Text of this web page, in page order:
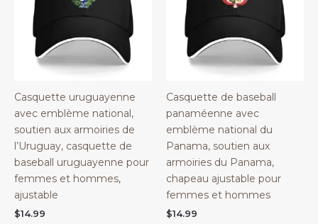
Casquette uruguayenne
avec emblème national,
soutien aux armoiries de
l’Uruguay, casquette de
baseball uruguayenne pour
femmes et hommes,
ajustable
$14.99
Casquette de baseball
panaméenne avec
emblème national du
Panama, soutien aux
armoiries du Panama,
chapeau ajustable pour
femmes et hommes
$14.99